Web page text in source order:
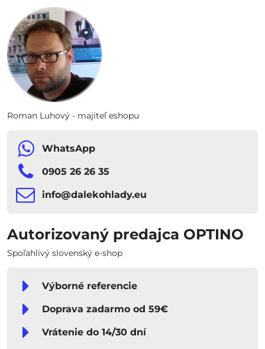
Roman Luhový - majiteľ eshopu
WhatsApp
0905 26 26 35
info​​@dalekohlady​​.eu
Autorizovaný predajca OPTINO
Spoľahlivý slovenský e-shop
Výborné referencie
Doprava zadarmo od 59€
Vrátenie do 14/30 dní